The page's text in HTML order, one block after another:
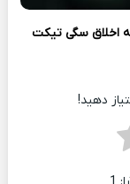
اخلاق سگی تیکت
دهید!